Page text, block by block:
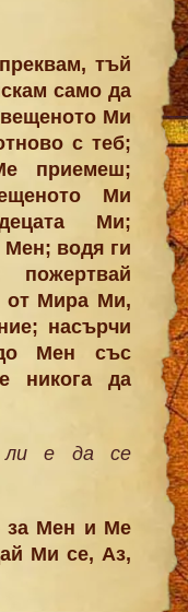
тъй
само да
Ми
с теб;
приемеш;
Ми
Ми;
водя ги
от Мира Ми,
насърчи
Мен със
никога да
ли е да се
за Мен и Ме
Ми се, Аз,